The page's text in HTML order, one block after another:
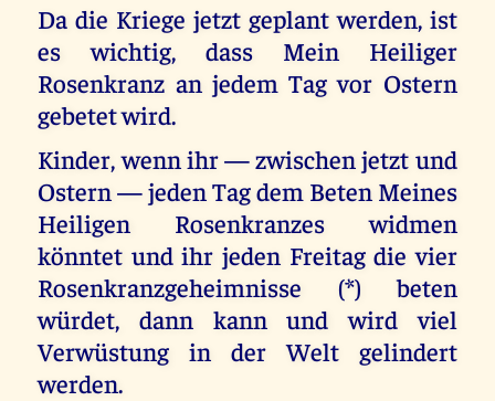
Da die Kriege jetzt geplant werden, ist
es wichtig, dass Mein Heiliger
Rosenkranz an jedem Tag vor Ostern
gebetet wird.
Kinder, wenn ihr — zwischen jetzt und
Ostern — jeden Tag dem Beten Meines
Heiligen Rosenkranzes widmen
könntet und ihr jeden Freitag die vier
Rosenkranzgeheimnisse (*) beten
würdet, dann kann und wird viel
Verwüstung in der Welt gelindert
werden.